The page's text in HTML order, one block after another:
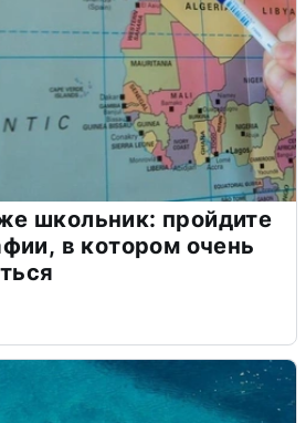
школьник: пройдите
в котором очень